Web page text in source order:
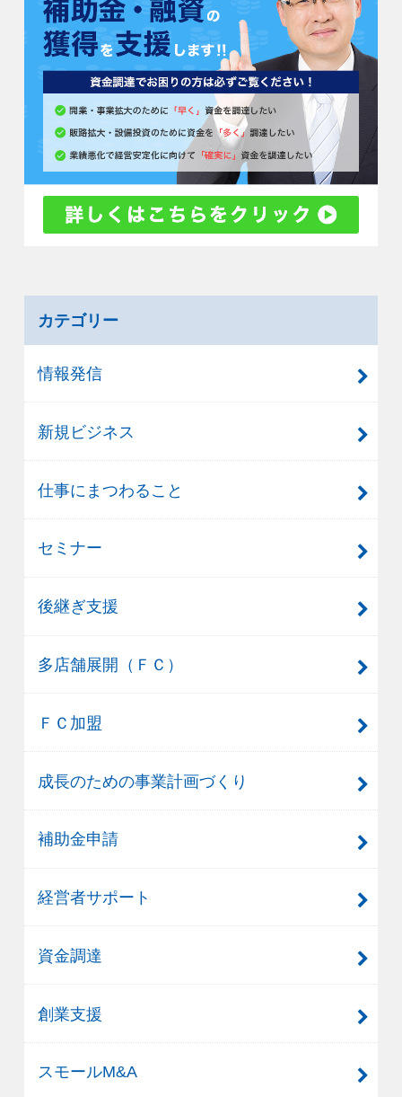
カテゴリー
情報発信
新規ビジネス
仕事にまつわること
セミナー
後継ぎ支援
多店舗展開（ＦＣ）
ＦＣ加盟
成長のための事業計画づくり
補助金申請
経営者サポート
資金調達
創業支援
スモールM&A